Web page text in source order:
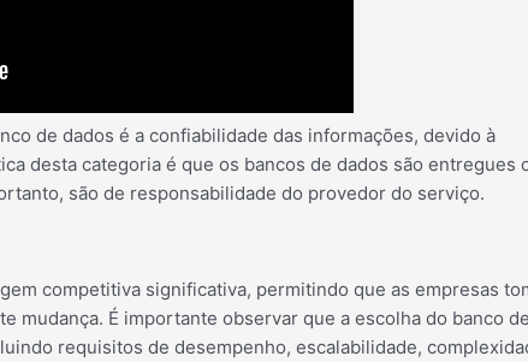
de dados é a confiabilidade das informações, devido à
desta categoria é que os bancos de dados são entregues
são de responsabilidade do provedor do serviço.
competitiva significativa, permitindo que as empresas
mudança. É importante observar que a escolha do banco
requisitos de desempenho, escalabilidade,